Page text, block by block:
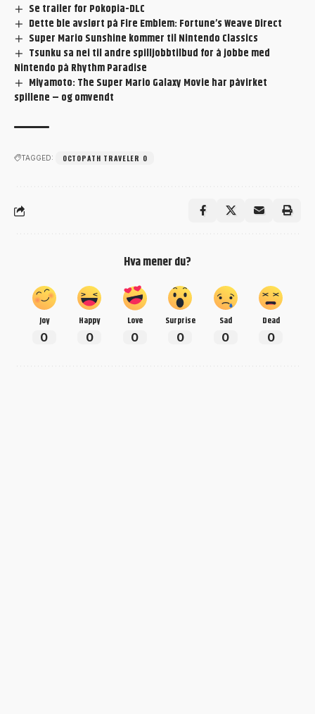
Se trailer for Pokopia-DLC
Dette ble avslørt på Fire Emblem: Fortune’s Weave Direct
Super Mario Sunshine kommer til Nintendo Classics
Tsunku sa nei til andre spilljobbtilbud for å jobbe med
Nintendo på Rhythm Paradise
Miyamoto: The Super Mario Galaxy Movie har påvirket
spillene – og omvendt
TAGGED: OCTOPATH TRAVELER 0
Hva mener du?
Joy
0
Happy
0
Love
0
Surprise
0
Sad
0
Dead
0